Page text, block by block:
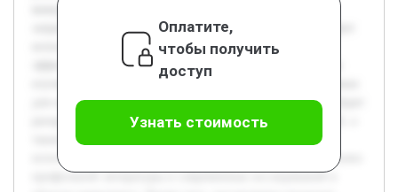
конкуренции предприятия стремятся минимизировать
затраты и максимизировать эффект от рекламы, что требует
использования надежных инструментов измерения
эффективности. Целью данной курсовой работы является
для оценки успешности рекламных кампаний. В работе будет
раскрыт теоретический базис маркетинговых показателей, а
также рассмотрены самые распространённые метрики,
используемые практиками. Предварительно проведён анализ
профильной литературы и современных исследований в
Оплатите,
чтобы получить
доступ
Узнать стоимость